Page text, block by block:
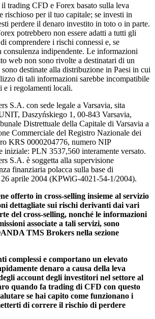
trading CFD e Forex basato sulla leva
rischioso per il tuo capitale; se investi in
perdere il denaro investito in toto o in parte.
potrebbero non essere adatti a tutti gli
comprendere i rischi connessi e, se
consulenza indipendente. Le informazioni
web non sono rivolte a destinatari di un
destinate alla distribuzione in Paesi in cui
di tali informazioni sarebbe incompatibile
e i regolamenti locali.
S.A. con sede legale a Varsavia, sita
Daszyńskiego 1, 00-843 Varsavia,
Distrettuale della Capitale di Varsavia a
Commerciale del Registro Nazionale dei
KRS 0000204776, numero NIP
iniziale: PLN 3537,560 interamente versato.
S.A. è soggetta alla supervisione
finanziaria polacca sulla base di
aprile 2004 (KPWiG-4021-54-1/2004).
offerto in cross-selling insieme al servizio
dettagliate sui rischi derivanti dai vari
del cross-selling, nonché le informazioni
associate a tali servizi, sono
TMS Brokers nella sezione
complessi e comportano un elevato
denaro a causa della leva
account degli investitori nel settore al
quando fa trading di CFD con questo
se hai capito come funzionano i
di correre il rischio di perdere